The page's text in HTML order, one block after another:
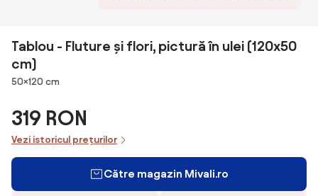
Tablou - Fluture și flori, pictură în ulei (120x50
cm)
Dimensiuni
50×120 cm
319 RON
Vezi istoricul prețurilor
Către magazin Mivali.ro